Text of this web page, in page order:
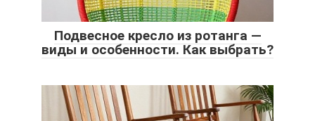
Подвесное кресло из ротанга —
виды и особенности. Как выбрать?